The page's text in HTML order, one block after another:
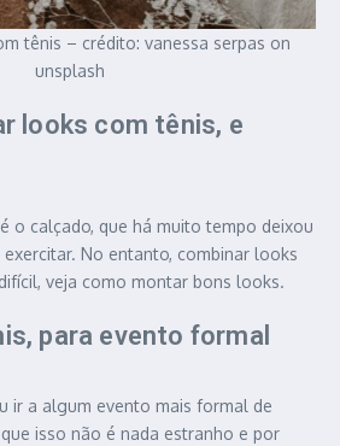
tênis – crédito: vanessa serpas on
unsplash
looks com tênis, e
o calçado, que há muito tempo deixou
No entanto, combinar looks
veja como montar bons looks.
para evento formal
ir a algum evento mais formal de
isso não é nada estranho e por